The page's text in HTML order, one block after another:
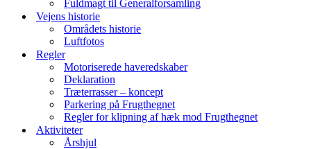
Fuldmagt til Generalforsamling
Vejens historie
Områdets historie
Luftfotos
Regler
Motoriserede haveredskaber
Deklaration
Træterrasser – koncept
Parkering på Frugthegnet
Regler for klipning af hæk mod Frugthegnet
Aktiviteter
Årshjul